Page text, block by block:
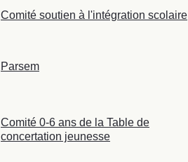
Comité soutien à l'intégration scolaire
Parsem
Comité 0-6 ans de la Table de
concertation jeunesse